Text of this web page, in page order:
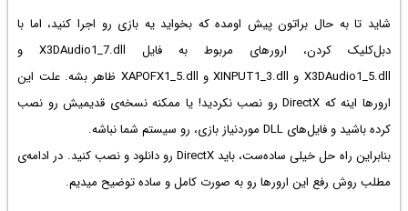
شاید تا به حال براتون پیش اومده که بخواید یه بازی رو اجرا کنید، اما با
دبل‌کلیک کردن، ارورهای مربوط به فایل X3DAudio1_7.dll و
X3DAudio1_5.dll و XINPUT1_3.dll و XAPOFX1_5.dll ظاهر بشه. علت این
ارورها اینه که DirectX رو نصب نکردید! یا ممکنه نسخه‌ی قدیمیش رو نصب
کرده باشید و فایل‌های DLL موردنیاز بازی، رو سیستم شما نباشه.
بنابراین راه حل خیلی ساده‌ست، باید DirectX رو دانلود و نصب کنید. در ادامه‌ی
مطلب روش رفع این ارورها رو به صورت کامل و ساده توضیح میدیم.